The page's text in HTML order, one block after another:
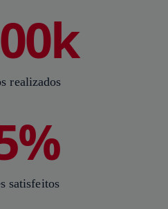
realizados
satisfeitos